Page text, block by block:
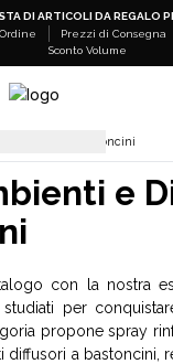
DI ARTICOLI DA REGALO
Prezzi di Consegna
Sconto Volume
e Diffusori a Bastoncini
e
con la nostra
per
propone spray
diffusori a bastoncini,